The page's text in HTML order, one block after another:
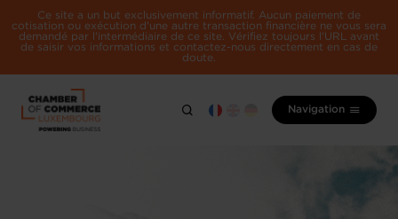
Ce site a un but exclusivement informatif. Aucun paiement de
cotisation ou exécution d'une autre transaction financière ne vous sera
demandé par l'intermédiaire de ce site. Vérifiez toujours l'URL avant
de saisir vos informations et contactez-nous directement en cas de
doute.
Navigation